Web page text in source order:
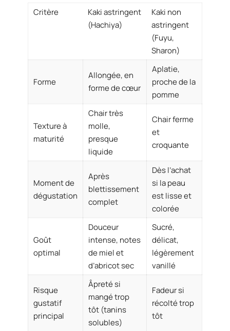
Critère
Kaki astringent
(Hachiya)
Kaki non
astringent
(Fuyu,
Sharon)
Forme
Allongée, en
forme de cœur
Aplatie,
proche de la
pomme
Texture à
maturité
Chair très
molle,
presque
liquide
Chair ferme
et
croquante
Moment de
dégustation
Après
blettissement
complet
Dès l’achat
si la peau
est lisse et
colorée
Goût
optimal
Douceur
intense, notes
de miel et
d’abricot sec
Sucré,
délicat,
légèrement
vanillé
Risque
gustatif
principal
Âpreté si
mangé trop
tôt (tanins
solubles)
Fadeur si
récolté trop
tôt